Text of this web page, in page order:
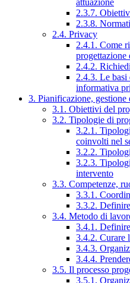
attuazione
2.3.7.
2.3.8.
2.4. Privacy
2.4.1. Come
2.4.2.
2.4.3. Le basi
informativa
3. Pianificazione, gestione
3.1. Obiettivi del
3.2. Tipologie di
3.2.1.
coinvolti nel
3.2.2.
3.2.3.
intervento
3.3. Competenze,
3.3.1.
3.3.2.
3.4. Metodo di
3.4.1.
3.4.2. Curare
3.4.3.
3.4.4.
3.5. Il processo
3.5.1.